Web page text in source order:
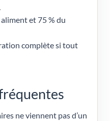
aliment et 75 % du
complète si tout
ne viennent pas d’un